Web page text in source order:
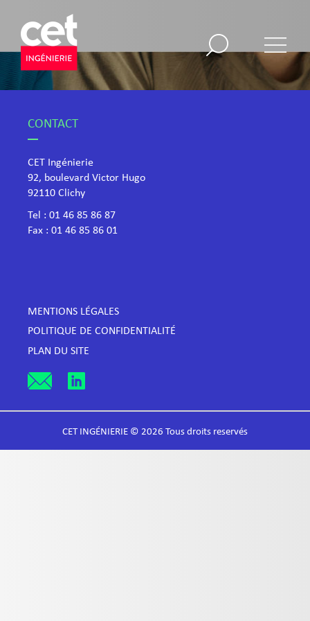
CONTACT
CET Ingénierie
92, boulevard Victor Hugo
​92110 Clichy
Tel : 01 46 85 86 87
Fax : 01 46 85 86 01
MENTIONS LÉGALES
POLITIQUE DE CONFIDENTIALITÉ
PLAN DU SITE
CET INGÉNIERIE © 2026 Tous droits reservés